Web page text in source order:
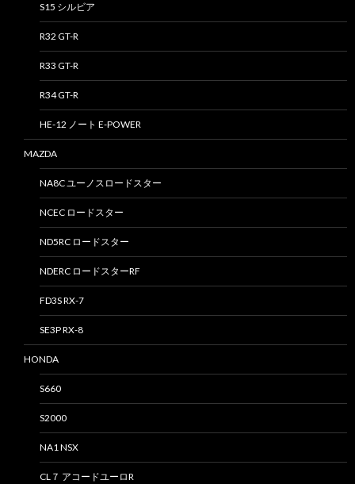
S15 シルビア
R32 GT-R
R33 GT-R
R34 GT-R
HE-12 ノート E-POWER
MAZDA
NA8C ユーノスロードスター
NCEC ロードスター
ND5RC ロードスター
NDERC ロードスターRF
FD3S RX-7
SE3P RX-8
HONDA
S660
S2000
NA1 NSX
CL７ アコードユーロR